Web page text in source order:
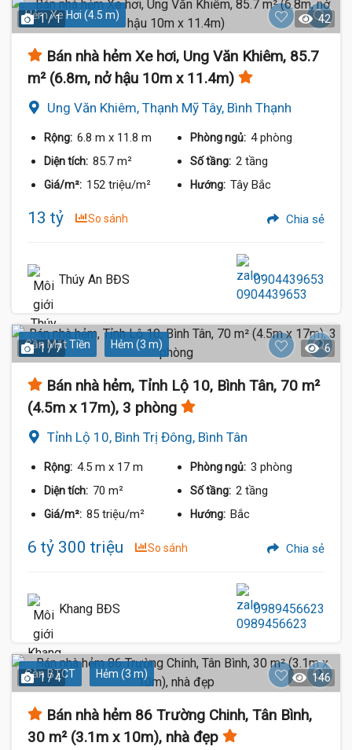
Hẻm Xe Hơi (4.5 m)
1 / 1 42
Bán nhà hẻm Xe hơi, Ung Văn Khiêm, 85.7
m² (6.8m, nở hậu 10m x 11.4m)
Ung Văn Khiêm, Thạnh Mỹ Tây, Bình Thạnh
Rộng: 6.8 m x 11.8 m Phòng ngủ: 4 phòng
Diện tích: 85.7 m² Số tầng: 2 tầng
Giá/m²: 152 triệu/m² Hướng: Tây Bắc
13 tỷ So sánh Chia sẻ
Thúy An BĐS 0904439653
Gần Mặt Tiền Hẻm (3 m)
1 / 7 6
Bán nhà hẻm, Tỉnh Lộ 10, Bình Tân, 70 m²
(4.5m x 17m), 3 phòng
Tỉnh Lộ 10, Bình Trị Đông, Bình Tân
Rộng: 4.5 m x 17 m Phòng ngủ: 3 phòng
Diện tích: 70 m² Số tầng: 2 tầng
Giá/m²: 85 triệu/m² Hướng: Bắc
6 tỷ 300 triệu So sánh Chia sẻ
Khang BĐS 0989456623
Sàn BTCT Hẻm (3 m)
1 / 4 146
Bán nhà hẻm 86 Trường Chinh, Tân Bình,
30 m² (3.1m x 10m), nhà đẹp